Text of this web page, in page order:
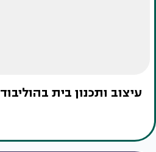
עיצוב ותכנון בית בהוליבוד